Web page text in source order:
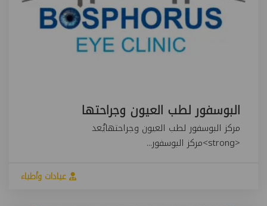
البوسفور لطب العيون وجراحتها
مركز البوسفور لطب العيون وجراحتهايُعد
<strong>مركز البوسفور...
عيادات وأطباء